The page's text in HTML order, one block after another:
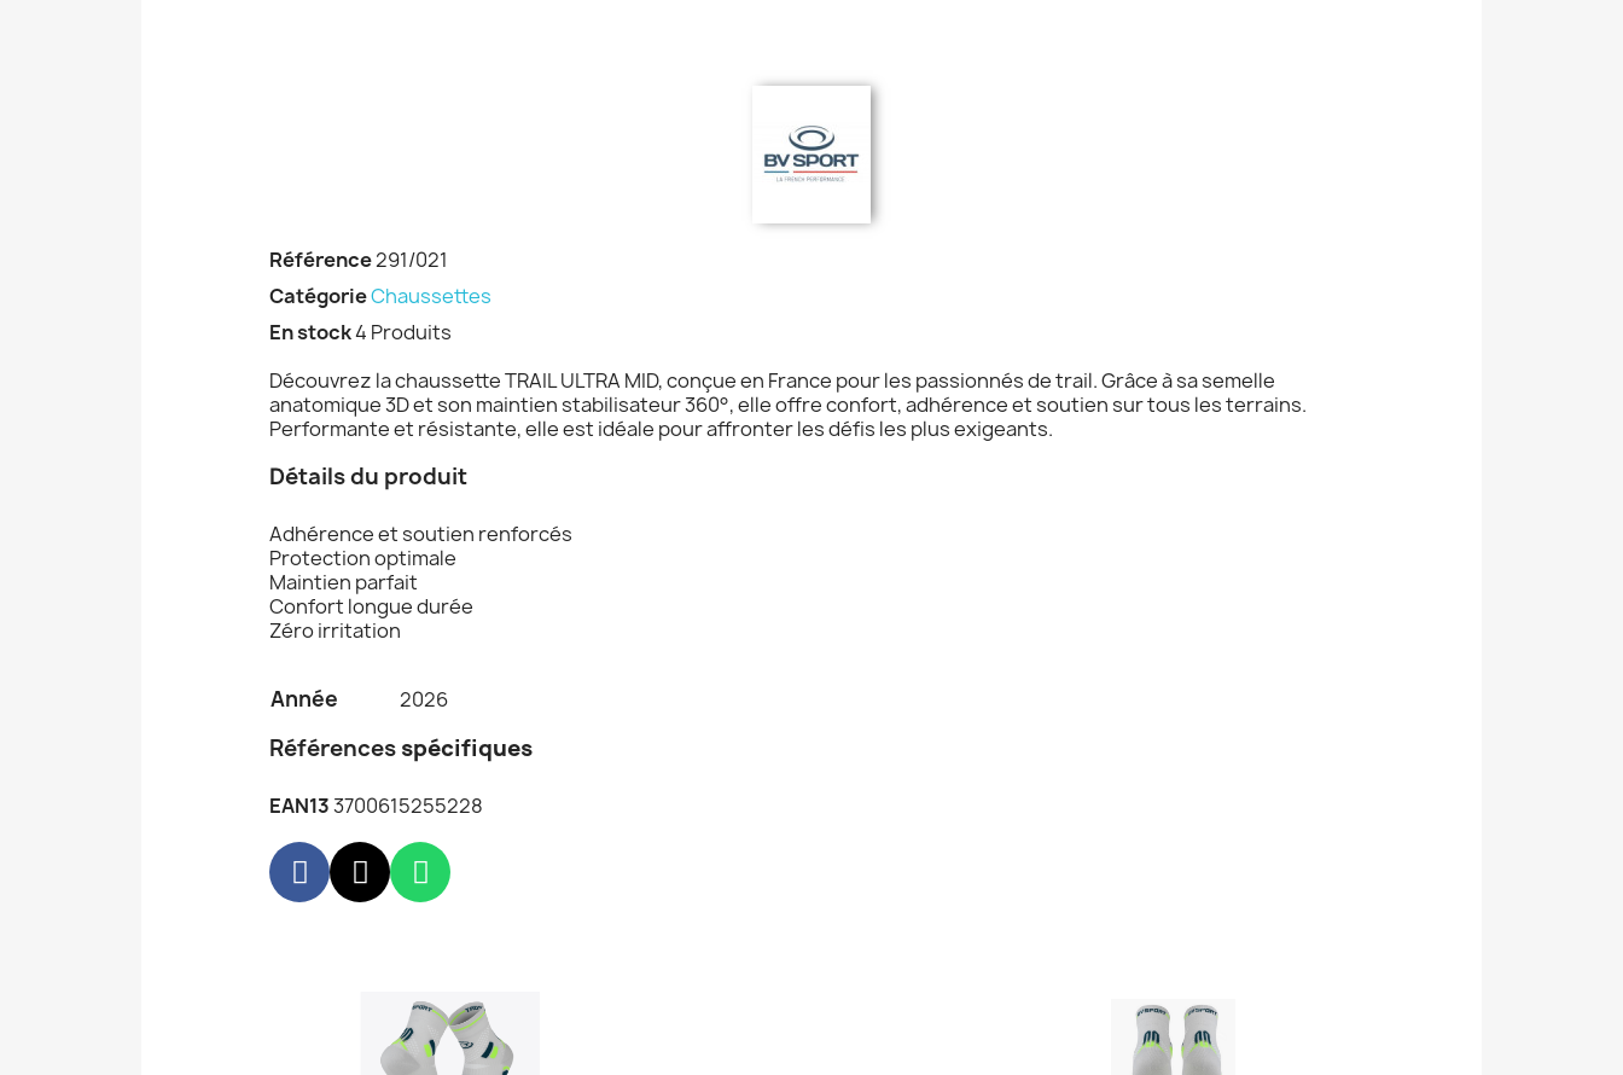
Référence291/021
CatégorieChaussettes
En stock4 Produits
Découvrez la chaussette TRAIL ULTRA MID, conçue en France pour les passionnés de trail. Grâce à sa semelle
anatomique 3D et son maintien stabilisateur 360°, elle offre confort, adhérence et soutien sur tous les terrains.
Performante et résistante, elle est idéale pour affronter les défis les plus exigeants.
Détails du produit
Adhérence et soutien renforcés
Protection optimale
Maintien parfait
Confort longue durée
Zéro irritation
Année 2026
Références spécifiques
EAN133700615255228